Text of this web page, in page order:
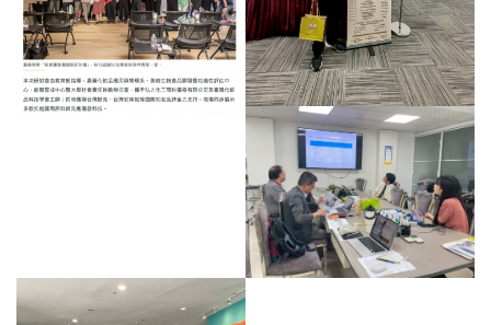
2026.07.16 2026...